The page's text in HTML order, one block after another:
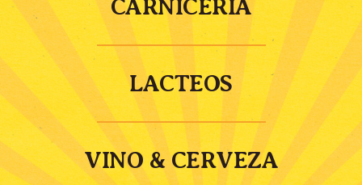
CARNICERIA
LACTEOS
VINO & CERVEZA